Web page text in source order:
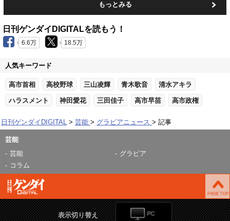
もっとみる
日刊ゲンダイDIGITALを読もう！
6.6万 18.5万
人気キーワード
高市首相 高校野球 三山凌輝 青木歌音 清水アキラ
ハラスメント 神田愛花 三田佳子 高市早苗 高市政権
日刊ゲンダイDIGITAL 芸能 グラビアニュース 記事
芸能
芸能
グラビア
コラム
表示切り替え